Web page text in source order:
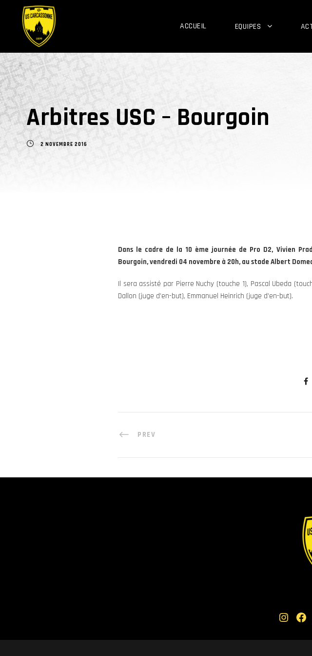
ACCUEIL EQUIPES
Arbitres USC – Bourgoin
2 NOVEMBRE 2016
Dans le cadre de la 10 ème journée de Pro D2, Vivien
Bourgoin, vendredi 04 novembre à 20h, au stade Albert
Il sera assisté par Pierre Nuchy (touche 1), Pascal Ubeda
Dallon (juge d’en-but), Emmanuel Heinrich (juge d’en-but).
PREV
Instagram Facebook